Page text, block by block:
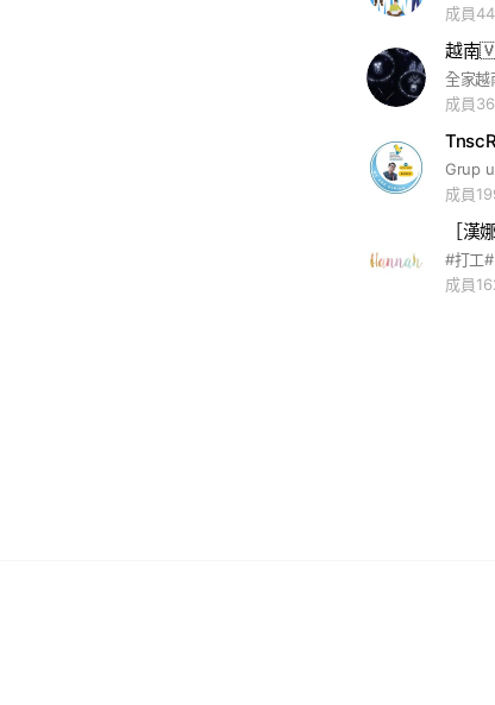
成員
越南
全家越
成員36
成員
［漢
成員